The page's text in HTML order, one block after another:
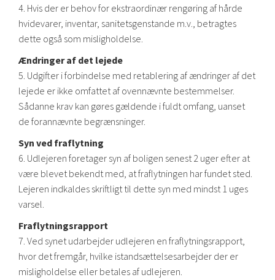
4. Hvis der er behov for ekstraordinær rengøring af hårde
hvidevarer, inventar, sanitetsgenstande m.v., betragtes
dette også som misligholdelse.
Ændringer af det lejede
5. Udgifter i forbindelse med retablering af ændringer af det
lejede er ikke omfattet af ovennævnte bestemmelser.
Sådanne krav kan gøres gældende i fuldt omfang, uanset
de forannævnte begrænsninger.
Syn ved fraflytning
6. Udlejeren foretager syn af boligen senest 2 uger efter at
være blevet bekendt med, at fraflytningen har fundet sted.
Lejeren indkaldes skriftligt til dette syn med mindst 1 uges
varsel.
Fraflytningsrapport
7. Ved synet udarbejder udlejeren en fraflytningsrapport,
hvor det fremgår, hvilke istandsættelsesarbejder der er
misligholdelse eller betales af udlejeren.